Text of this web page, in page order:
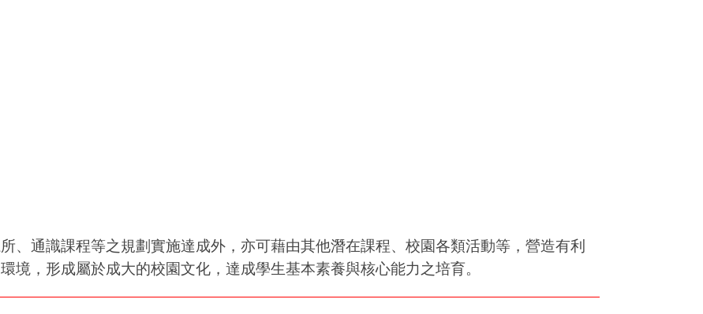
、通識課程等之規劃實施達成外，亦可藉由其他潛在課程、校園各類活動等，營造有利
境，形成屬於成大的校園文化，達成學生基本素養與核心能力之培育。